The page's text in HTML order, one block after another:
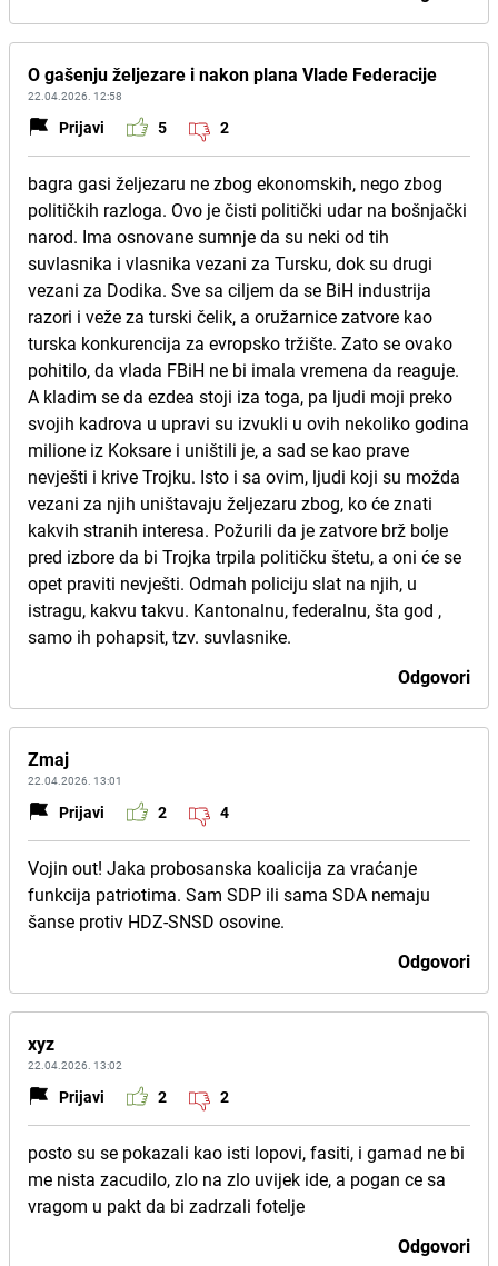
O gašenju željezare i nakon plana Vlade Federacije
22.04.2026. 12:58
Prijavi 5 2
bagra gasi željezaru ne zbog ekonomskih, nego zbog
političkih razloga. Ovo je čisti politički udar na bošnjački
narod. Ima osnovane sumnje da su neki od tih
suvlasnika i vlasnika vezani za Tursku, dok su drugi
vezani za Dodika. Sve sa ciljem da se BiH industrija
razori i veže za turski čelik, a oružarnice zatvore kao
turska konkurencija za evropsko tržište. Zato se ovako
pohitilo, da vlada FBiH ne bi imala vremena da reaguje.
A kladim se da ezdea stoji iza toga, pa ljudi moji preko
svojih kadrova u upravi su izvukli u ovih nekoliko godina
milione iz Koksare i uništili je, a sad se kao prave
nevješti i krive Trojku. Isto i sa ovim, ljudi koji su možda
vezani za njih uništavaju željezaru zbog, ko će znati
kakvih stranih interesa. Požurili da je zatvore brž bolje
pred izbore da bi Trojka trpila političku štetu, a oni će se
opet praviti nevješti. Odmah policiju slat na njih, u
istragu, kakvu takvu. Kantonalnu, federalnu, šta god ,
samo ih pohapsit, tzv. suvlasnike.
Odgovori
Zmaj
22.04.2026. 13:01
Prijavi 2 4
Vojin out! Jaka probosanska koalicija za vraćanje
funkcija patriotima. Sam SDP ili sama SDA nemaju
šanse protiv HDZ-SNSD osovine.
Odgovori
xyz
22.04.2026. 13:02
Prijavi 2 2
posto su se pokazali kao isti lopovi, fasiti, i gamad ne bi
me nista zacudilo, zlo na zlo uvijek ide, a pogan ce sa
vragom u pakt da bi zadrzali fotelje
Odgovori